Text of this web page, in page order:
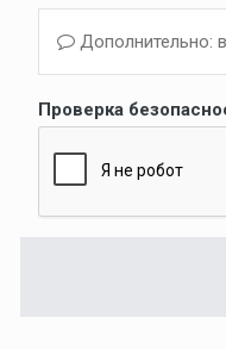
Дополнительно:
Проверка